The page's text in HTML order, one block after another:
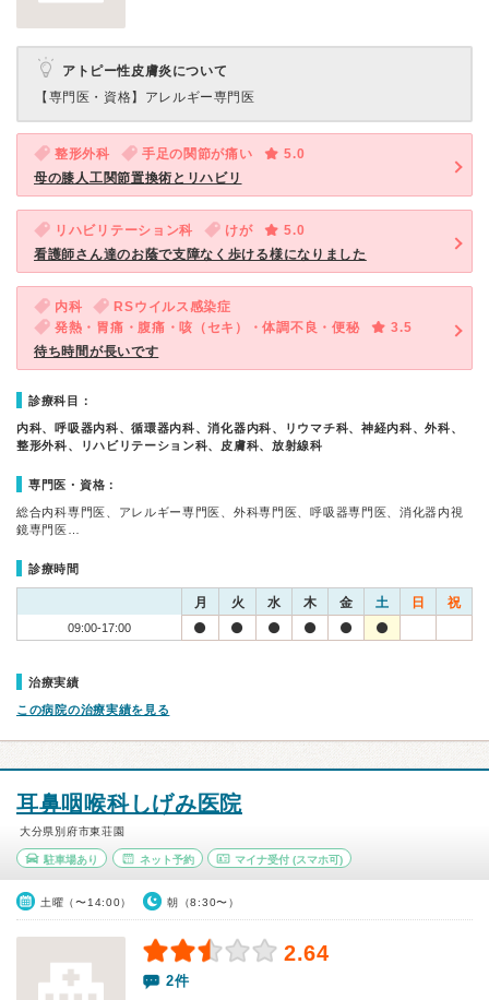
アトピー性皮膚炎について
【専門医・資格】 アレルギー専門医
整形外科 手足の関節が痛い
5.0
母の膝人工関節置換術とリハビリ
リハビリテーション科 けが
5.0
看護師さん達のお蔭で支障なく歩ける様になりました
内科
RSウイルス感染症
発熱・胃痛・腹痛・咳（セキ）・体調不良・便秘
3.5
待ち時間が長いです
診療科目：
内科、呼吸器内科、循環器内科、消化器内科、リウマチ科、神経内科、外科、
整形外科、リハビリテーション科、皮膚科、放射線科
専門医・資格：
総合内科専門医、アレルギー専門医、外科専門医、呼吸器専門医、消化器内視
鏡専門医…
診療時間
月 火 水 木 金 土 日 祝
09:00-17:00
治療実績
この病院の治療実績を見る
耳鼻咽喉科しげみ医院
大分県別府市東荘園
駐車場あり ネット予約 マイナ受付 (スマホ可)
土曜（〜14:00） 朝（8:30〜）
2.64
2件